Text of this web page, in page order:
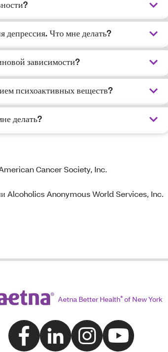
Что мне делать?
зависимости?
психоактивных веществ?
делать?
Cancer Society, Inc.
Alcoholics Anonymous World Services, Inc.
Aetna Better Health®of New York